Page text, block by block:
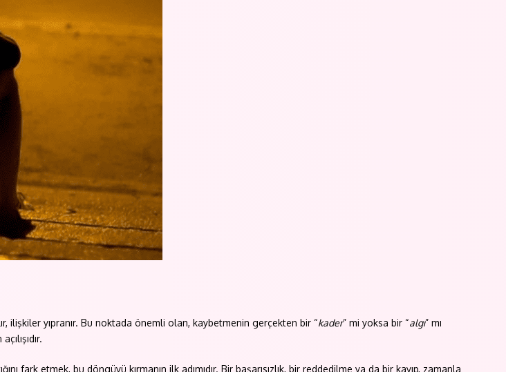
ilişkiler yıpranır. Bu noktada önemli olan, kaybetmenin gerçekten bir “kader” mi yoksa bir “algı” mı
fark etmek, bu döngüyü kırmanın ilk adımıdır. Bir başarısızlık, bir reddedilme ya da bir kayıp, zamanla